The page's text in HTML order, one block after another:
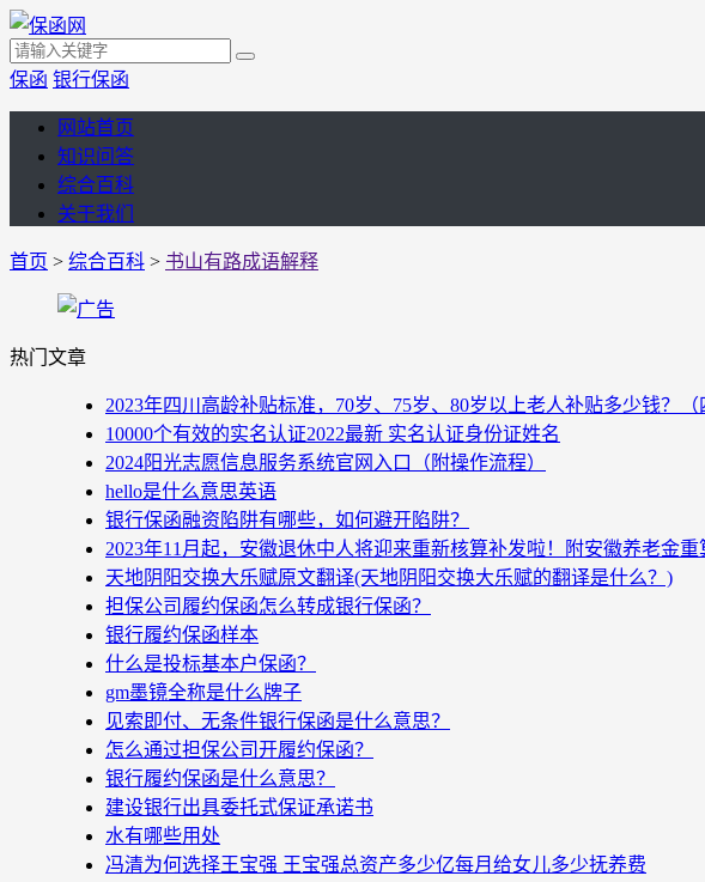
保函 银行保函
网站首页
知识问答
综合百科
关于我们
首页 > 综合百科 > 书山有路成语解释
热门文章
2023年四川高龄补贴标准，70岁、75岁、80岁以上老人补贴多少钱？（
10000个有效的实名认证2022最新 实名认证身份证姓名
2024阳光志愿信息服务系统官网入口（附操作流程）
hello是什么意思英语
银行保函融资陷阱有哪些，如何避开陷阱？
2023年11月起，安徽退休中人将迎来重新核算补发啦！附安徽养老金重
天地阴阳交换大乐赋原文翻译(天地阴阳交换大乐赋的翻译是什么？)
担保公司履约保函怎么转成银行保函？
银行履约保函样本
什么是投标基本户保函？
gm墨镜全称是什么牌子
见索即付、无条件银行保函是什么意思？
怎么通过担保公司开履约保函？
银行履约保函是什么意思？
建设银行出具委托式保证承诺书
水有哪些用处
冯清为何选择王宝强 王宝强总资产多少亿每月给女儿多少抚养费